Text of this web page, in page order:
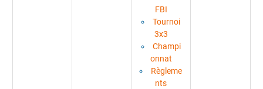
FBI
Tournoi
3x3
Champi
onnat
Règleme
nts